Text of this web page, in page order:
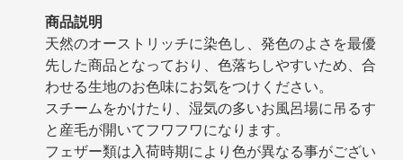
商品説明
天然のオーストリッチに染色し、発色のよさを最優
先した商品となっており、色落ちしやすいため、合
わせる生地のお色味にお気をつけください。
スチームをかけたり、湿気の多いお風呂場に吊るす
と産毛が開いてフワフワになります。
フェザー類は入荷時期により色が異なる事がござい